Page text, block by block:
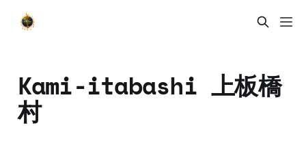
Kami-itabashi 上板橋
村